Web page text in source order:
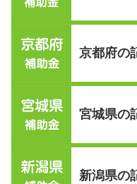
京都府の
宮城県の
新潟県の